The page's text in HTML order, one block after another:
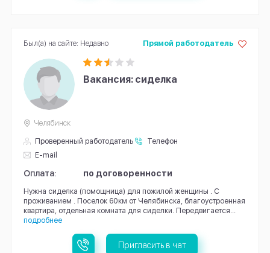
Вакансия: сиделка
Проверенный работодатель
Телефон
E-mail
Прямой работодатель
Челябинск
Оплата: по договоренности
Нужна сиделка (помощница) для пожилой женщины . С
проживанием . Поселок 60км от Челябинска, благоустроенная
квартира, отдельная комната для сиделки. Передвигается...
подробнее
Был(а) на сайте: Недавно
Пригласить в чат